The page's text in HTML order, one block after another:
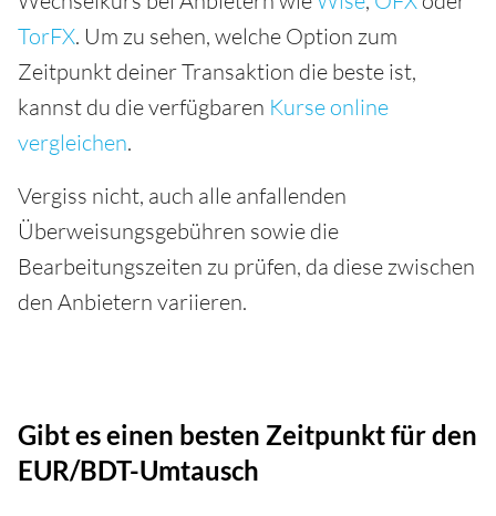
TorFX. Um zu sehen, welche Option zum
Zeitpunkt deiner Transaktion die beste ist,
kannst du die verfügbaren Kurse online
vergleichen.
Vergiss nicht, auch alle anfallenden
Überweisungsgebühren sowie die
Bearbeitungszeiten zu prüfen, da diese zwischen
den Anbietern variieren.
Gibt es einen besten Zeitpunkt für den
EUR/BDT-Umtausch